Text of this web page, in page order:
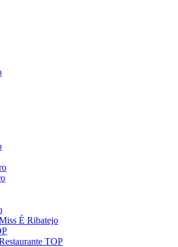
– Revista Social
É Ribatejo
TOP